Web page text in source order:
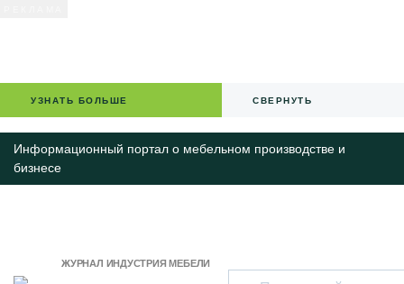
УЗНАТЬ БОЛЬШЕ СВЕРНУТЬ
Информационный портал о мебельном производстве и
бизнесе
ЖУРНАЛ ИНДУСТРИЯ МЕБЕЛИ